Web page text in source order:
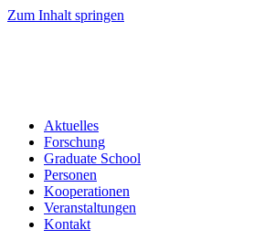
Zum Inhalt springen
Aktuelles
Forschung
Graduate School
Personen
Kooperationen
Veranstaltungen
Kontakt